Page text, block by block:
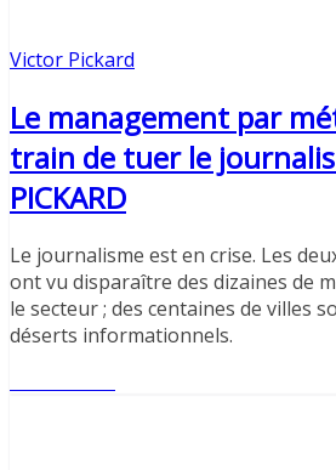
Victor Pickard
Le management par
train de tuer le
PICKARD
Le journalisme est en crise. Les
ont vu disparaître des dizaines de
le secteur ; des centaines de villes
déserts informationnels.